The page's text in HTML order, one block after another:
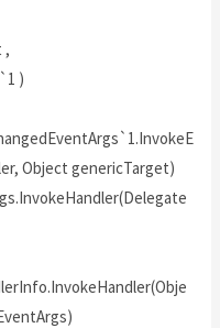
,
)
Object genericTarget)